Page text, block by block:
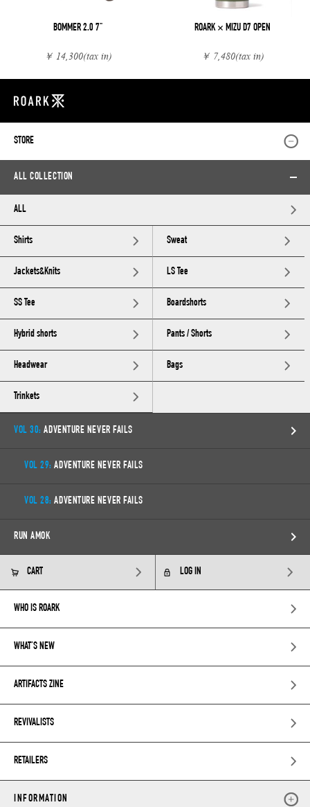
BOMMER 2.0 7"
￥ 14,300(tax in)
ROARK × MIZU D7 OPEN
￥ 7,480(tax in)
STORE
ALL COLLECTION
ALL
Shirts Sweat
Jackets&Knits LS Tee
SS Tee Boardshorts
Hybrid shorts Pants / Shorts
Headwear Bags
Trinkets
VOL 30: ADVENTURE NEVER FAILS
VOL 29: ADVENTURE NEVER FAILS
VOL 28: ADVENTURE NEVER FAILS
RUN AMOK
CART LOG IN
WHO IS ROARK
WHAT’S NEW
ARTIFACTS ZINE
REVIVALISTS
RETAILERS
INFORMATION